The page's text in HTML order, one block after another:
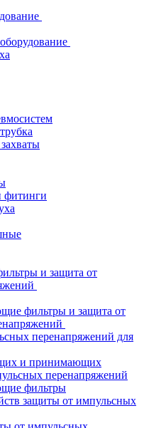
фитинги
и защита от
фильтры и защита от
перенапряжений для
и принимающих
перенапряжений
фильтры
защиты от импульсных